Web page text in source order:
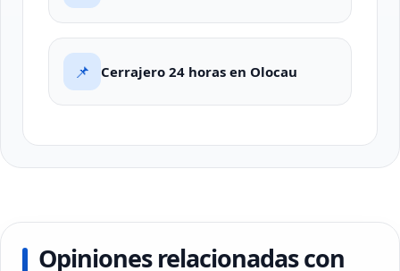
📌 Cerrajero 24 horas en Olocau
Opiniones relacionadas con